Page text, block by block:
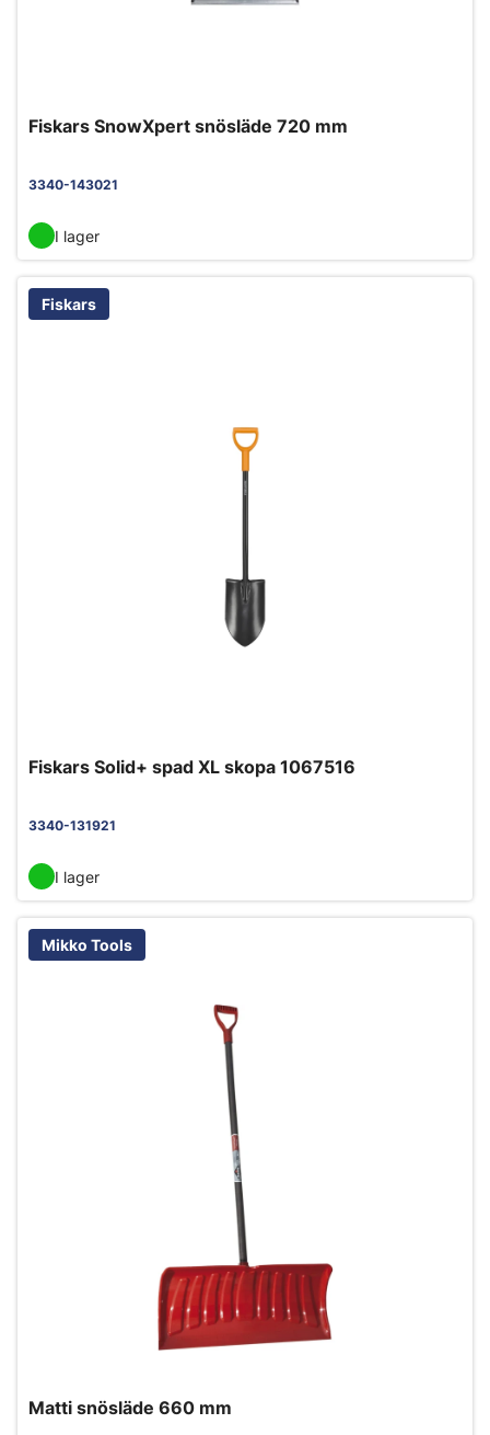
Fiskars SnowXpert snösläde 720 mm
3340-143021
I lager
Fiskars
Fiskars Solid+ spad XL skopa 1067516
3340-131921
I lager
Mikko Tools
Matti snösläde 660 mm